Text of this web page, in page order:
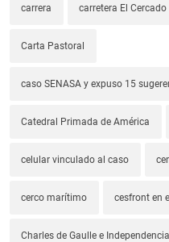
carrera carretera El
Carta Pastoral
caso SENASA y expuso 15
Catedral Primada de América
celular vinculado al caso
cerco marítimo cesfront en
Charles de Gaulle e Independencia